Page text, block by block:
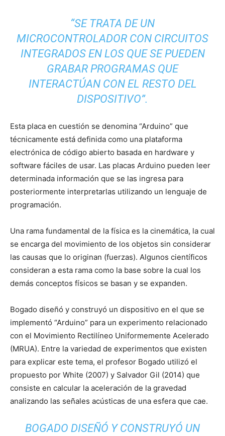
“SE TRATA DE UN
MICROCONTROLADOR CON CIRCUITOS
INTEGRADOS EN LOS QUE SE PUEDEN
GRABAR PROGRAMAS QUE
INTERACTÚAN CON EL RESTO DEL
DISPOSITIVO”.
Esta placa en cuestión se denomina “Arduino” que
técnicamente está definida como una plataforma
electrónica de código abierto basada en hardware y
software fáciles de usar. Las placas Arduino pueden leer
determinada información que se las ingresa para
posteriormente interpretarlas utilizando un lenguaje de
programación.
Una rama fundamental de la física es la cinemática, la cual
se encarga del movimiento de los objetos sin considerar
las causas que lo originan (fuerzas). Algunos científicos
consideran a esta rama como la base sobre la cual los
demás conceptos físicos se basan y se expanden.
Bogado diseñó y construyó un dispositivo en el que se
implementó “Arduino” para un experimento relacionado
con el Movimiento Rectilíneo Uniformemente Acelerado
(MRUA). Entre la variedad de experimentos que existen
para explicar este tema, el profesor Bogado utilizó el
propuesto por White (2007) y Salvador Gil (2014) que
consiste en calcular la aceleración de la gravedad
analizando las señales acústicas de una esfera que cae.
BOGADO DISEÑÓ Y CONSTRUYÓ UN